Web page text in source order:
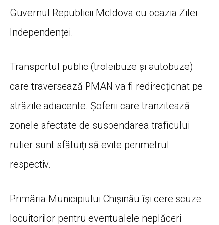
Guvernul Republicii Moldova cu ocazia Zilei
Independenței.
Transportul public (troleibuze și autobuze)
care traversează PMAN va fi redirecționat pe
străzile adiacente. Șoferii care tranzitează
zonele afectate de suspendarea traficului
rutier sunt sfătuiți să evite perimetrul
respectiv.
Primăria Municipiului Chișinău își cere scuze
locuitorilor pentru eventualele neplăceri